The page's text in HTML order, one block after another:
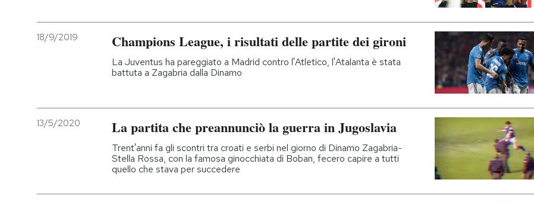
18/9/2019 Champions League, i risultati delle partite dei gironi
La Juventus ha pareggiato a Madrid contro l'Atletico, l'Atalanta è stata
battuta a Zagabria dalla Dinamo
13/5/2020 La partita che preannunciò la guerra in Jugoslavia
Trent'anni fa gli scontri tra croati e serbi nel giorno di Dinamo Zagabria-
Stella Rossa, con la famosa ginocchiata di Boban, fecero capire a tutti
quello che stava per succedere